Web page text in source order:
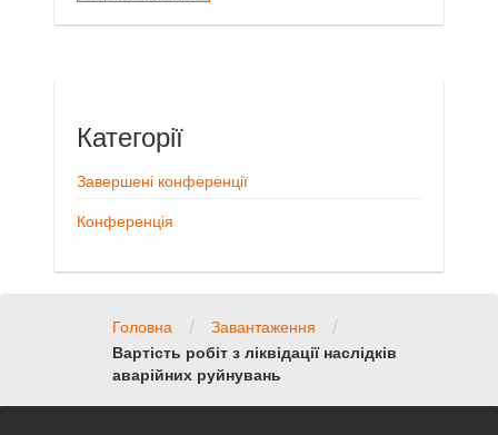
Категорії
Завершені конференції
Конференція
Головна / Завантаження /
Вартість робіт з ліквідації наслідків
аварійних руйнувань